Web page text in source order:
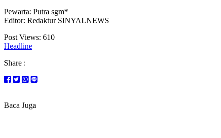
Pewarta: Putra sgm*
Editor: Redaktur SINYALNEWS
Post Views: 610
Headline
Share :
Baca Juga